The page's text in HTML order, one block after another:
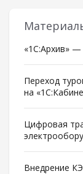
«1С:Архив»
Переход
на
Цифровая
Внедрение